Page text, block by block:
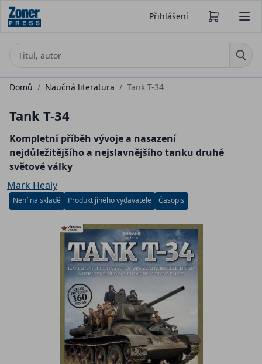
Přihlášení
Domů / Naučná literatura / Tank T-34
Tank T-34
Kompletní příběh vývoje a nasazení
nejdůležitějšího a nejslavnějšího tanku druhé
světové války
Mark Healy
Není na skladě Produkt jiného vydavatele Časopis